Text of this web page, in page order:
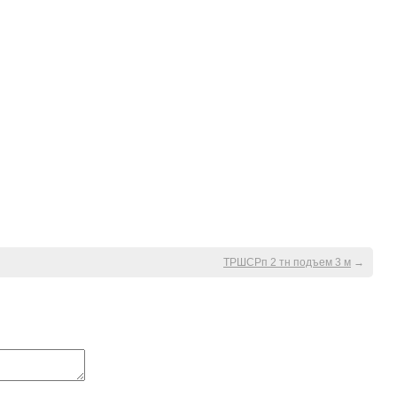
ТРШСРп 2 тн подъем 3 м →